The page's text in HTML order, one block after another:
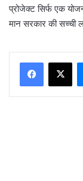
प्रोजेक्ट सिर्फ एक
मान सरकार की सच्ची